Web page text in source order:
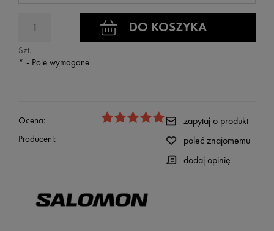
Szt.
DO KOSZYKA
* - Pole wymagane
Ocena:
Producent:
zapytaj o produkt
poleć znajomemu
dodaj opinię